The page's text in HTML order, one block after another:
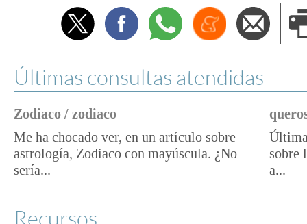
TwitterFacebookWhatsappMenéame
Últimas consultas atendidas
Zodiaco / zodiaco
Me ha chocado ver, en un artículo sobre
astrología, Zodiaco con mayúscula. ¿No
sería...
sobre
a...
Recursos